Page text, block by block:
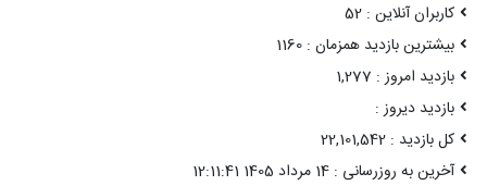
کاربران آنلاین : 52
بیشترین بازدید همزمان : 1160
بازدید امروز : 1,277
بازدید دیروز :
کل بازدید : 22,101,542
آخرین به روزرسانی : 14 مرداد 1405 12:11:41